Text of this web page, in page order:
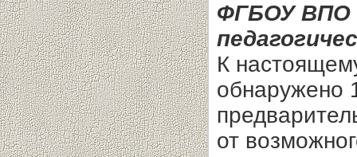
ФГБОУ ВПО
К
обнаружено
от